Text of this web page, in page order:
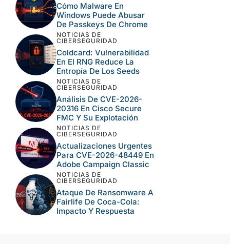
Cómo Malware En
Windows Puede Abusar
De Passkeys De Chrome
NOTICIAS DE
CIBERSEGURIDAD
Coldcard: Vulnerabilidad
En El RNG Reduce La
Entropía De Los Seeds
NOTICIAS DE
CIBERSEGURIDAD
Análisis De CVE-2026-
20316 En Cisco Secure
FMC Y Su Explotación
NOTICIAS DE
CIBERSEGURIDAD
Actualizaciones Urgentes
Para CVE-2026-48449 En
Adobe Campaign Classic
NOTICIAS DE
CIBERSEGURIDAD
Ataque De Ransomware A
Fairlife De Coca-Cola:
Impacto Y Respuesta